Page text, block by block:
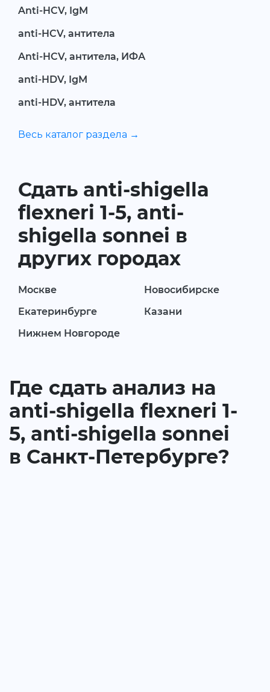
Anti-HCV, IgM
anti-HCV, антитела
Anti-HCV, антитела, ИФА
anti-HDV, IgM
anti-HDV, антитела
Весь каталог раздела →
Сдать anti-shigella
flexneri 1-5, anti-
shigella sonnei в
других городах
Москве
Новосибирске
Екатеринбурге
Казани
Нижнем Новгороде
Где сдать анализ на
anti-shigella flexneri 1-
5, anti-shigella sonnei
в Санкт-Петербурге?